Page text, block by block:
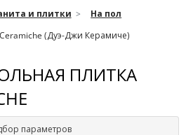
и плитки
На пол
Ceramiche (Дуэ-Джи Керамиче)
ПЛИТКА
параметров